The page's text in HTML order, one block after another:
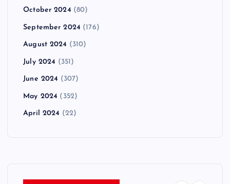
October 2024 (80)
September 2024 (176)
August 2024 (310)
July 2024 (351)
June 2024 (307)
May 2024 (352)
April 2024 (22)